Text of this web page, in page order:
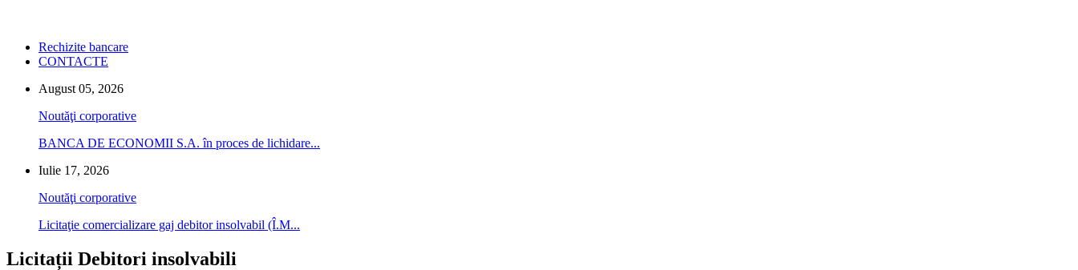
Rechizite bancare
CONTACTE
August 05, 2026
Noutăţi corporative
BANCA DE ECONOMII S.A. în proces de lichidare...
Iulie 17, 2026
Noutăţi corporative
Licitaţie comercializare gaj debitor insolvabil (Î.M...
Licitații Debitori insolvabili